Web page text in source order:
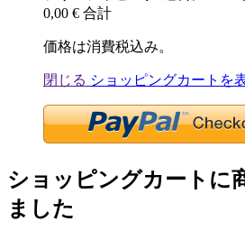
0,00 € 合計
価格は消費税込み。
閉じる ショッピングカートを
ショッピングカートに
ました